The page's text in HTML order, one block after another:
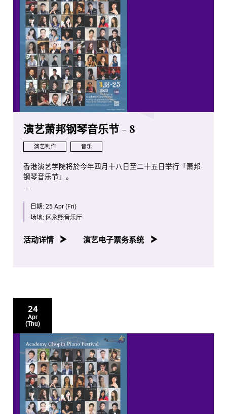
演艺萧邦钢琴音乐节 - 8
演艺制作 音乐
香港演艺学院将於今年四月十八日至二十五日举行「萧邦
钢琴音乐节」。
品编号年序，并由演艺学院钢琴系老师、学生及校友携手
演出。
八场音乐会亦将於香港电台第四台容后播放。
日期: 25 Apr (Fri)
场地: 区永熙音乐厅
活动详情 演艺电子票务系统
24
Apr
(Thu)